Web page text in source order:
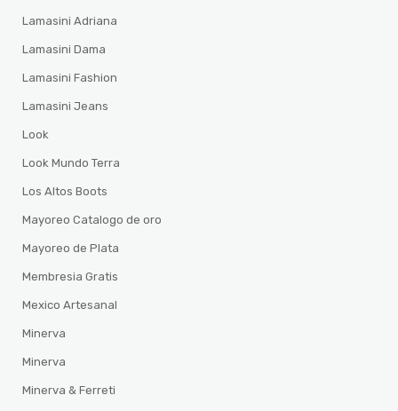
Lamasini Adriana
Lamasini Dama
Lamasini Fashion
Lamasini Jeans
Look
Look Mundo Terra
Los Altos Boots
Mayoreo Catalogo de oro
Mayoreo de Plata
Membresia Gratis
Mexico Artesanal
Minerva
Minerva
Minerva & Ferreti